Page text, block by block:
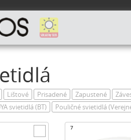
Lištové Prisadené Zapustené
svietidlá (BT) Pouličné svietidlá
7